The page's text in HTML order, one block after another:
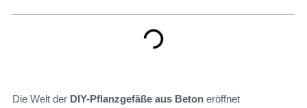
Die Welt der DIY-Pflanzgefäße aus Beton eröffnet